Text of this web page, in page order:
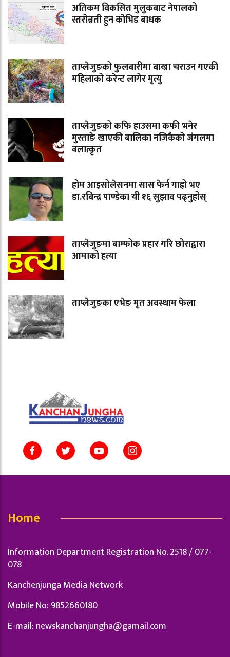
अतिकम विकसित मुलुकबाट नेपालको
स्तरोन्नती हुन कोभिड बाधक
ताप्लेजुङको फुलबारीमा बाख्रा चराउन गएकी
महिलाको करेन्ट लागेर मृत्यु
ताप्लेजुङको कफि हाउसमा कफी भनेर
मुस्ताङे खाएकी बालिका नजिकैको जंगलमा
बलात्कृत
होम आइसोलेसनमा सास फेर्न गाह्रो भए
डा.रबिन्द्र पाण्डेका यी १६ सुझाव पढ्नुहोस्
ताप्लेजुङमा बाम्फोक प्रहार गरि छोराद्वारा
आमाको हत्या
ताप्लेजुङका एभेङ मृत अवस्थाम फेला
Home
Information Department Registration No. 2518 / 077-
078
Kanchenjunga Media Network
Mobile No: 9852660180
E-mail: newskanchanjungha@gamail.com